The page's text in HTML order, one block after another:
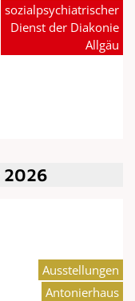
sozialpsychiatrischer
Dienst der Diakonie
Allgäu
2026
Ausstellungen
Antonierhaus